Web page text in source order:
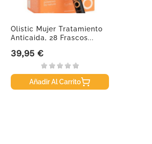
Olistic Mujer Tratamiento
Anticaida, 28 Frascos...
Precio
39,95 €
Añadir Al Carrito